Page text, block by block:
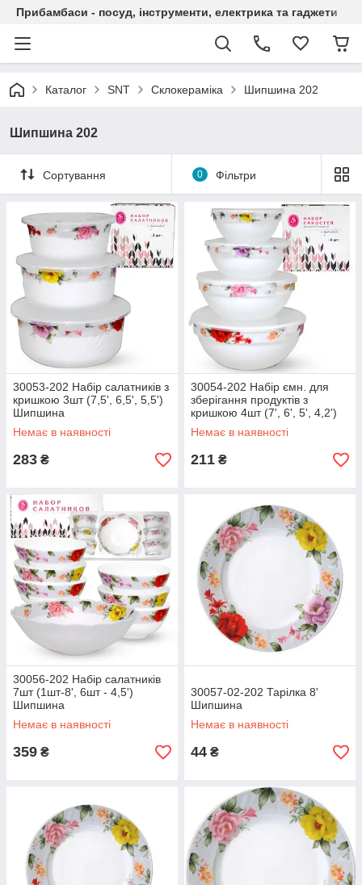
Прибамбаси - посуд, інструменти, електрика та гаджети
Каталог SNT Склокераміка Шипшина 202
Шипшина 202
Сортування 0 Фільтри
30053-202 Набір салатників з
кришкою 3шт (7,5', 6,5', 5,5')
Шипшина
Немає в наявності
283 ₴
30054-202 Набір ємн. для
зберігання продуктів з
кришкою 4шт (7', 6', 5', 4,2')
Шипшина
Немає в наявності
211 ₴
30056-202 Набір салатників
7шт (1шт-8', 6шт - 4,5')
Шипшина
Немає в наявності
359 ₴
30057-02-202 Тарілка 8'
Шипшина
Немає в наявності
44 ₴